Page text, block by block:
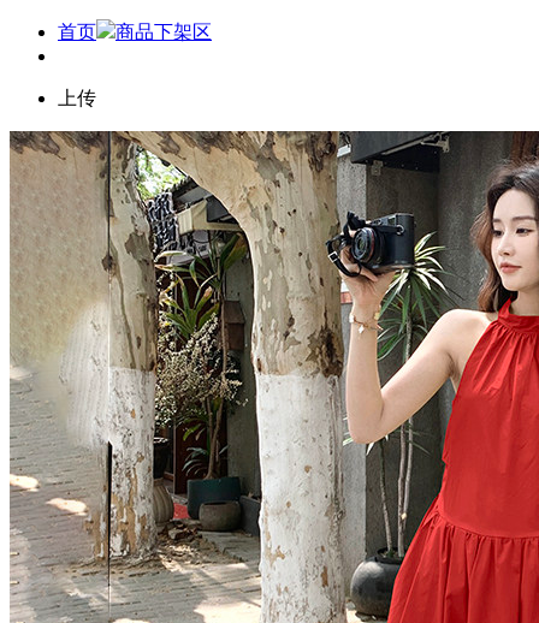
首页 商品下架区
上传